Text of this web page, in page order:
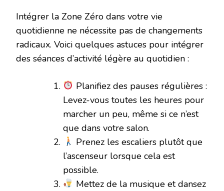
Intégrer la Zone Zéro dans votre vie
quotidienne ne nécessite pas de changements
radicaux. Voici quelques astuces pour intégrer
des séances d’activité légère au quotidien :
Planifiez des pauses régulières :
Levez-vous toutes les heures pour
marcher un peu, même si ce n’est
que dans votre salon.
Prenez les escaliers plutôt que
l’ascenseur lorsque cela est
possible.
Mettez de la musique et dansez